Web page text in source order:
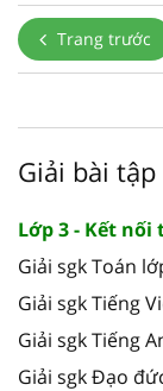
Trang trước
Giải bài
Lớp 3 - Kết
Giải sgk Toán
Giải sgk Tiếng
Giải sgk Tiếng
Giải sgk Đạo